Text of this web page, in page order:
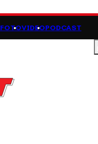
FOTOVIDEOPODCAST